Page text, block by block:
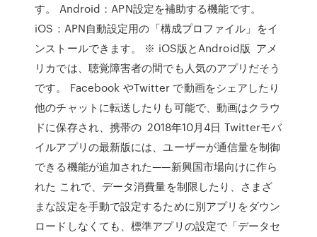
す。 Android：APN設定を補助する機能です。
iOS：APN自動設定用の「構成プロファイル」をイ
ンストールできます。 ※ iOS版とAndroid版 アメ
リカでは、聴覚障害者の間でも人気のアプリだそう
です。 Facebook やTwitter で動画をシェアしたり
他のチャットに転送したりも可能で、動画はクラウ
ドに保存され、携帯の 2018年10月4日 Twitterモバ
イルアプリの最新版には、ユーザーが通信量を制御
できる機能が追加された——新興国市場向けに作ら
れた これで、データ消費量を制限したり、さまざ
まな設定を手動で設定するために別アプリをダウン
ロードしなくても、標準アプリの設定で「データセ